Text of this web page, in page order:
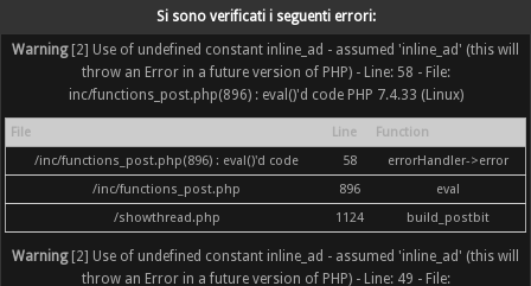
Si sono verificati i seguenti errori:
Warning[2] Use of undefined constant inline_ad - assumed 'inline_ad' (this will
throw an Error in a future version of PHP) - Line: 58 - File:
inc/functions_post.php(896) : eval()'d code PHP 7.4.33 (Linux)
File Line
Function
/inc/functions_post.php(896) : eval()'d code
58
errorHandler->error
/inc/functions_post.php
896
eval
/showthread.php
1124 build_postbit
Warning[2] Use of undefined constant inline_ad - assumed 'inline_ad' (this will
throw an Error in a future version of PHP) - Line: 49 - File: